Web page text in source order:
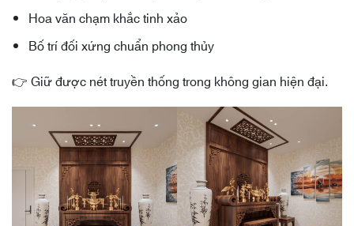
Hoa văn chạm khắc tinh xảo
Bố trí đối xứng chuẩn phong thủy
👉 Giữ được nét truyền thống trong không gian hiện đại.